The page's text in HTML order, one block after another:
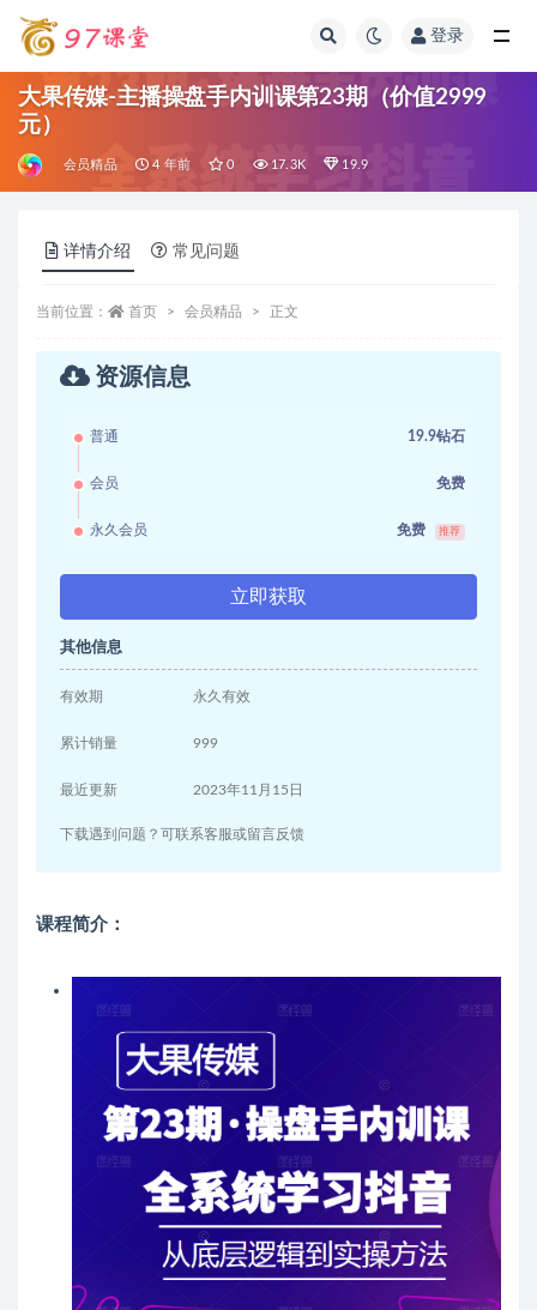
登录
大果传媒-主播操盘手内训课第23期（价值2999
元）
会员精品 4 年前 0 17.3K 19.9
详情介绍 常见问题
当前位置： 首页 会员精品 正文
资源信息
普通 19.9钻石
会员 免费
永久会员 免费 推荐
立即获取
其他信息
有效期 永久有效
累计销量 999
最近更新 2023年11月15日
下载遇到问题？可联系客服或留言反馈
课程简介：